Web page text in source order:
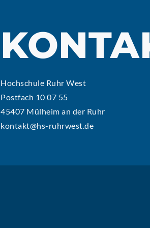
Hochschule Ruhr West
Postfach 10 07 55
45407 Mülheim an der Ruhr
kontakt@hs-ruhrwest.de